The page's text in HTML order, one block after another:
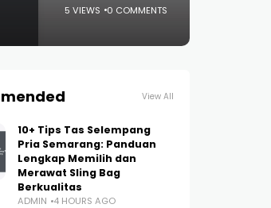
5 VIEWS 0 COMMENTS
View All
10+ Tips Tas Selempang
Pria Semarang: Panduan
Lengkap Memilih dan
Merawat Sling Bag
Berkualitas
ADMIN 4 HOURS AGO